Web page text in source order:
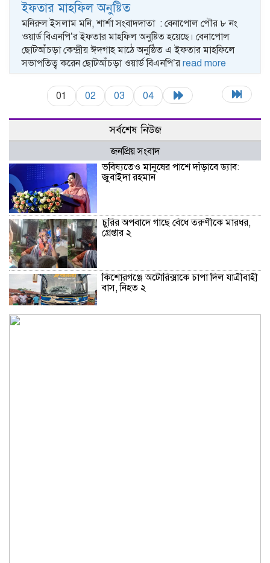
ইফতার মাহফিল অনুষ্টিত
মনিরুল ইসলাম মনি, শার্শা সংবাদদাতা : বেনাপোল পৌর ৮ নং
ওয়ার্ড বিএনপি’র ইফতার মাহফিল অনুষ্টিত হয়েছে। বেনাপোল
ছোটআঁচড়া কেন্দ্রীয় ঈদগাহ মাঠে অনুষ্ঠিত এ ইফতার মাহফিলে
সভাপতিত্ব করেন ছোটআঁচড়া ওয়ার্ড বিএনপি’র read more
01 02 03 04
সর্বশেষ নিউজ
জনপ্রিয় সংবাদ
ভবিষ্যতেও মানুষের পাশে দাঁড়াবে ড্যাব:
জুবাইদা রহমান
চুরির অপবাদে গাছে বেঁধে তরুণীকে মারধর,
গ্রেপ্তার ২
কিশোরগঞ্জে অটোরিক্সাকে চাপা দিল যাত্রীবাহী
বাস, নিহত ২